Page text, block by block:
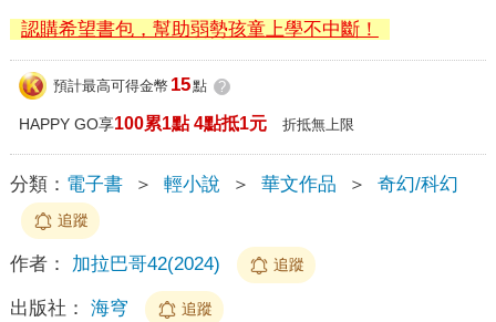
認購希望書包，幫助弱勢孩童上學不中斷！
預計最高可得金幣 15點 ?
HAPPY GO享100累1點 4點抵1元 折抵無上限
分類： 電子書 ＞ 輕小說 ＞ 華文作品 ＞ 奇幻/科幻
追蹤
作者： 加拉巴哥42(2024) 追蹤
出版社： 海穹 追蹤